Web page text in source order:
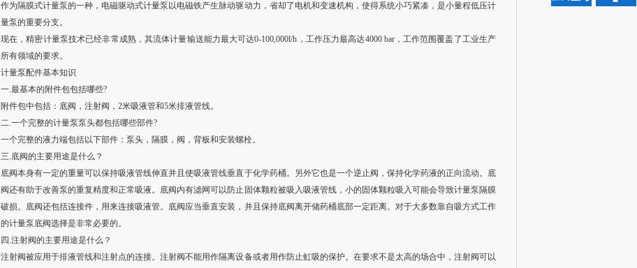
作为隔膜式计量泵的一种，电磁驱动式计量泵以电磁铁产生脉动驱动力，省却了电机和变速机构，使得系统小巧紧凑，是小量程低压计
量泵的重要分支。
现在，精密计量泵技术已经非常成熟，其流体计量输送能力最大可达0-100,000l/h，工作压力最高达4000 bar，工作范围覆盖了工业生产
所有领域的要求。
计量泵配件基本知识
一.最基本的附件包包括哪些?
附件包中包括：底阀，注射阀，2米吸液管和5米排液管线。
二.一个完整的计量泵泵头都包括哪些部件?
一个完整的液力端包括以下部件：泵头，隔膜，阀，背板和安装螺栓。
三.底阀的主要用途是什么？
底阀本身有一定的重量可以保持吸液管线伸直并且使吸液管线垂直于化学药桶。另外它也是一个逆止阀，保持化学药液的正向流动。底
阀还有助于改善泵的重复精度和正常吸液。底阀内有滤网可以防止固体颗粒被吸入吸液管线，小的固体颗粒吸入可能会导致计量泵隔膜
破损。底阀还包括连接件，用来连接吸液管。底阀应当垂直安装，并且保持底阀离开储药桶底部一定距离。对于大多数靠自吸方式工作
的计量泵底阀选择是非常必要的。
四.注射阀的主要用途是什么？
注射阀被应用于排液管线和注射点的连接。注射阀不能用作隔离设备或者用作防止虹吸的保护。在要求不是太高的场合中，注射阀可以